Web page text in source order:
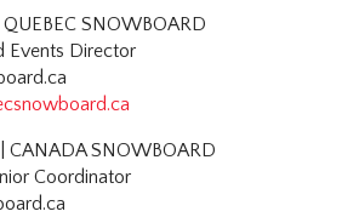
SNOWBOARD
Events Director
CANADA SNOWBOARD
Coordinator